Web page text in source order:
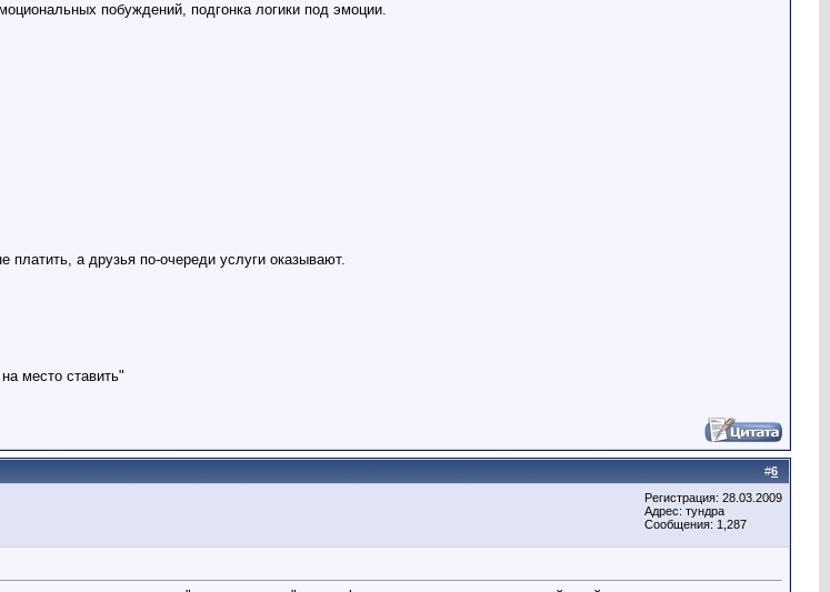
побуждений, подгонка логики под эмоции.
а друзья по-очереди услуги оказывают.
место ставить"
#6
Регистрация: 28.03.2009
Адрес: тундра
Сообщения: 1,287